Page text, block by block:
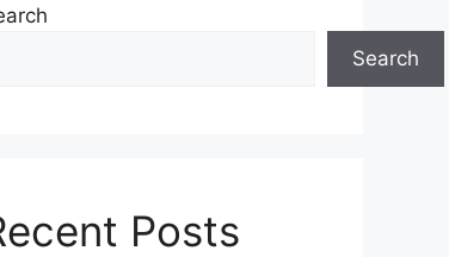
Search
Posts